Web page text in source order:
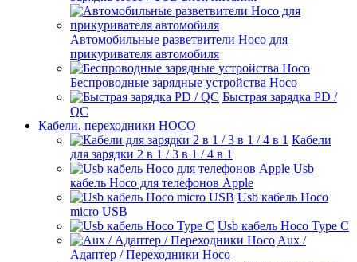
Автомобильные разветвители Hoco для
прикуривателя автомобиля
Беспроводные зарядные устройства Hoco
Быстрая зарядка PD /
QC
Кабели, переходники HOCO
Кабели
для зарядки 2 в 1 / 3 в 1 / 4 в 1
Usb
кабель Hoco для телефонов Apple
Usb кабель Hoco
micro USB
Usb кабель Hoco Type C
Aux /
Адаптер / Переходники Hoco